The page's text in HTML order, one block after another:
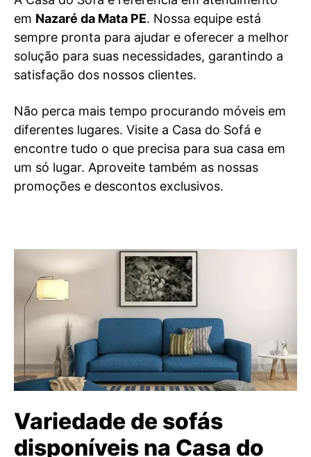
em Nazaré da Mata PE. Nossa equipe está
sempre pronta para ajudar e oferecer a melhor
solução para suas necessidades, garantindo a
satisfação dos nossos clientes.
Não perca mais tempo procurando móveis em
diferentes lugares. Visite a Casa do Sofá e
encontre tudo o que precisa para sua casa em
um só lugar. Aproveite também as nossas
promoções e descontos exclusivos.
Variedade de sofás
disponíveis na Casa do